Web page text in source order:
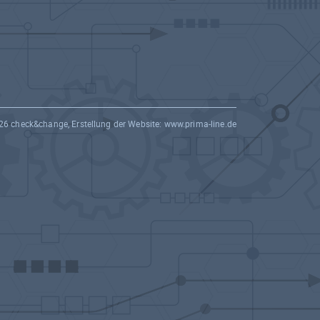
check&change, Erstellung der Website: www.prima-line.de